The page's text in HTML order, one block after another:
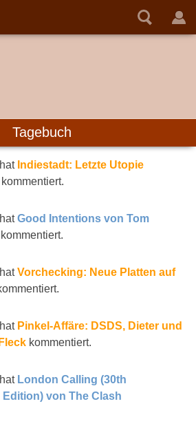
Tagebuch
hat Indiestadt: Letzte Utopie
kommentiert.
hatGood Intentions von Tom
kommentiert.
hatVorchecking: Neue Platten auf
hat Pinkel-Affäre: DSDS, Dieter und
kommentiert.
hat London Calling (30th
von The Clash